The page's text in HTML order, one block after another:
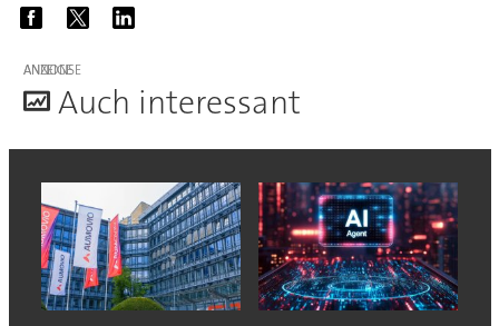
ANZEIGE
Auch interessant